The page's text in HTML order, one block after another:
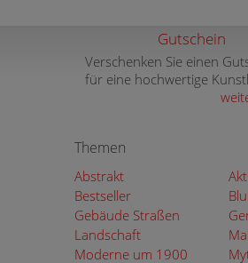
Gutschein
Verschenken Sie einen
für eine hochwertige
Themen
Abstrakt
Bestseller
Gebäude Straßen
Landschaft
Moderne um 1900